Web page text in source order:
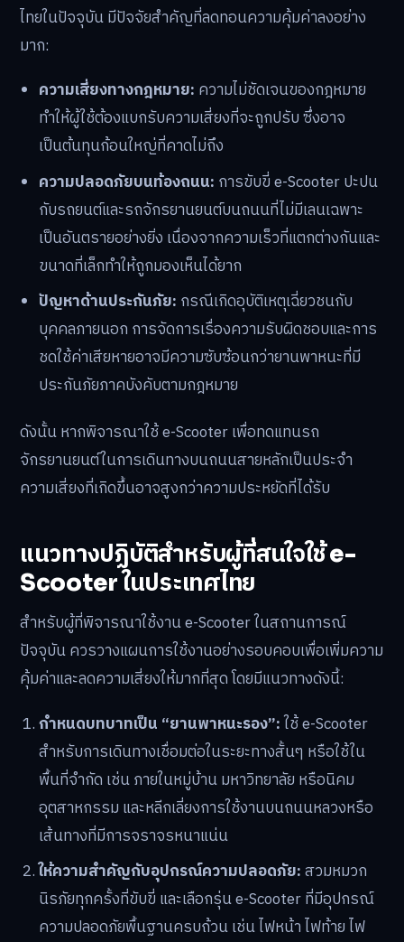
ไทยในปัจจุบัน มีปัจจัยสำคัญที่ลดทอนความคุ้มค่าลงอย่าง
มาก:
ความเสี่ยงทางกฎหมาย: ความไม่ชัดเจนของกฎหมาย
ทำให้ผู้ใช้ต้องแบกรับความเสี่ยงที่จะถูกปรับ ซึ่งอาจ
เป็นต้นทุนก้อนใหญ่ที่คาดไม่ถึง
ความปลอดภัยบนท้องถนน: การขับขี่ e-Scooter ปะปน
กับรถยนต์และรถจักรยานยนต์บนถนนที่ไม่มีเลนเฉพาะ
เป็นอันตรายอย่างยิ่ง เนื่องจากความเร็วที่แตกต่างกันและ
ขนาดที่เล็กทำให้ถูกมองเห็นได้ยาก
ปัญหาด้านประกันภัย: กรณีเกิดอุบัติเหตุเฉี่ยวชนกับ
บุคคลภายนอก การจัดการเรื่องความรับผิดชอบและการ
ชดใช้ค่าเสียหายอาจมีความซับซ้อนกว่ายานพาหนะที่มี
ประกันภัยภาคบังคับตามกฎหมาย
ดังนั้น หากพิจารณาใช้ e-Scooter เพื่อทดแทนรถ
จักรยานยนต์ในการเดินทางบนถนนสายหลักเป็นประจำ
ความเสี่ยงที่เกิดขึ้นอาจสูงกว่าความประหยัดที่ได้รับ
แนวทางปฏิบัติสำหรับผู้ที่สนใจใช้ e-
Scooter ในประเทศไทย
สำหรับผู้ที่พิจารณาใช้งาน e-Scooter ในสถานการณ์
ปัจจุบัน ควรวางแผนการใช้งานอย่างรอบคอบเพื่อเพิ่มความ
คุ้มค่าและลดความเสี่ยงให้มากที่สุด โดยมีแนวทางดังนี้:
กำหนดบทบาทเป็น “ยานพาหนะรอง”:ใช้ e-Scooter
สำหรับการเดินทางเชื่อมต่อในระยะทางสั้นๆ หรือใช้ใน
พื้นที่จำกัด เช่น ภายในหมู่บ้าน มหาวิทยาลัย หรือนิคม
อุตสาหกรรม และหลีกเลี่ยงการใช้งานบนถนนหลวงหรือ
เส้นทางที่มีการจราจรหนาแน่น
ให้ความสำคัญกับอุปกรณ์ความปลอดภัย:สวมหมวก
นิรภัยทุกครั้งที่ขับขี่ และเลือกรุ่น e-Scooter ที่มีอุปกรณ์
ความปลอดภัยพื้นฐานครบถ้วน เช่น ไฟหน้า ไฟท้าย ไฟ